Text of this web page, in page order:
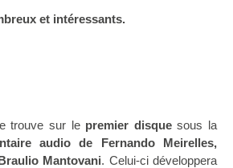
et intéressants.
trouve sur le premier disquesous la
audio de Fernando Meirelles,
Mantovani. Celui-ci développera